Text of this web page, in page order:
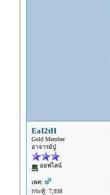
EaI2tH
Gold Member
อาจารย์ปู่
ออฟไลน์
เพศ:
กระทู้: 7,938